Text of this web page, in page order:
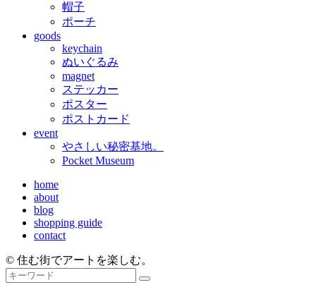
帽子
ポーチ
goods
keychain
ぬいぐるみ
magnet
ステッカー
ポスター
ポストカード
event
やさしい秘密基地。
Pocket Museum
home
about
blog
shopping guide
contact
© 住む街でアートを楽しむ。